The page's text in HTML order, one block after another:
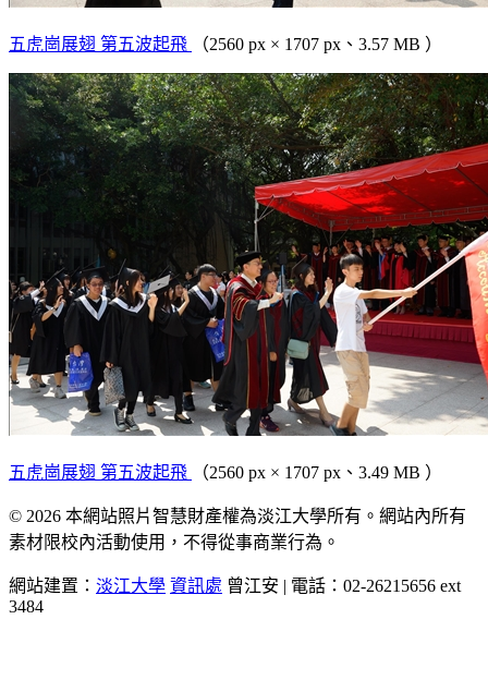
五虎崗展翅 第五波起飛 （2560 px × 1707 px、3.57 MB ）
五虎崗展翅 第五波起飛 （2560 px × 1707 px、3.49 MB ）
© 2026 本網站照片智慧財產權為淡江大學所有。網站內所有
素材限校內活動使用，不得從事商業行為。
網站建置： 淡江大學 資訊處 曾江安 | 電話：02-26215656 ext
3484